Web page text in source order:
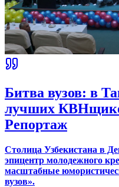
Битва вузов: в
лучших
Репортаж
Столица Узбекистана в
эпицентр молодежного
масштабные
вузов».